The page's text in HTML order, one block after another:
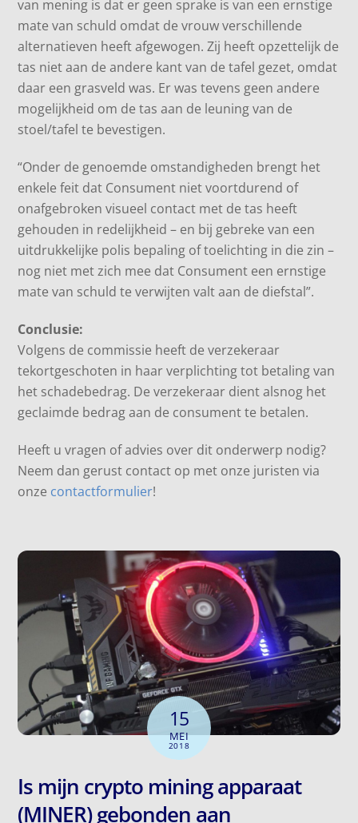
van mening is dat er geen sprake is van een ernstige
mate van schuld omdat de vrouw verschillende
alternatieven heeft afgewogen. Zij heeft opzettelijk de
tas niet aan de andere kant van de tafel gezet, omdat
daar een grasveld was. Er was tevens geen andere
mogelijkheid om de tas aan de leuning van de
stoel/tafel te bevestigen.
“Onder de genoemde omstandigheden brengt het
enkele feit dat Consument niet voortdurend of
onafgebroken visueel contact met de tas heeft
gehouden in redelijkheid – en bij gebreke van een
uitdrukkelijke polis bepaling of toelichting in die zin –
nog niet met zich mee dat Consument een ernstige
mate van schuld te verwijten valt aan de diefstal”.
Conclusie:
Volgens de commissie heeft de verzekeraar
tekortgeschoten in haar verplichting tot betaling van
het schadebedrag. De verzekeraar dient alsnog het
geclaimde bedrag aan de consument te betalen.
Heeft u vragen of advies over dit onderwerp nodig?
Neem dan gerust contact op met onze juristen via
onze contactformulier!
15
MEI
2018
Is mijn crypto mining apparaat
(MINER) gebonden aan